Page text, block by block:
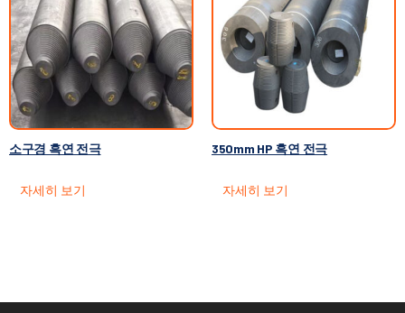
소구경 흑연 전극
자세히 보기
350mm HP 흑연 전극
자세히 보기